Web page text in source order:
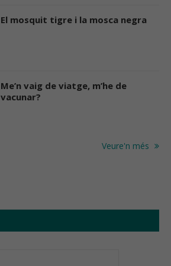
El mosquit tigre i la mosca negra
Me’n vaig de viatge, m’he de
vacunar?
Veure'n més